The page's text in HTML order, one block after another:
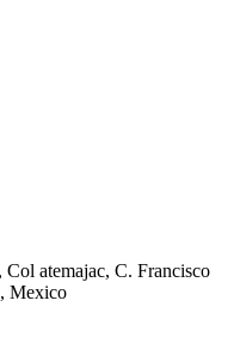
atemajac, C. Francisco
Mexico